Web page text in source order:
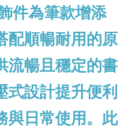
件為筆款增添
配順暢耐用的原
流暢且穩定的書
式設計提升便利
與日常使用。此